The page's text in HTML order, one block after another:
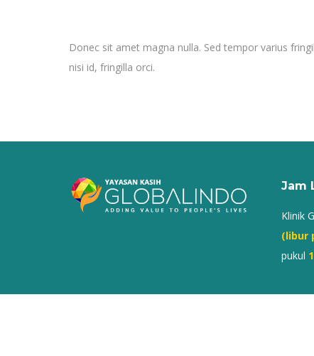
Donec sit amet magna nulla. Sed tempor varius
nisi id, fringilla orci.
Jam
Klinik
(libur
pukul